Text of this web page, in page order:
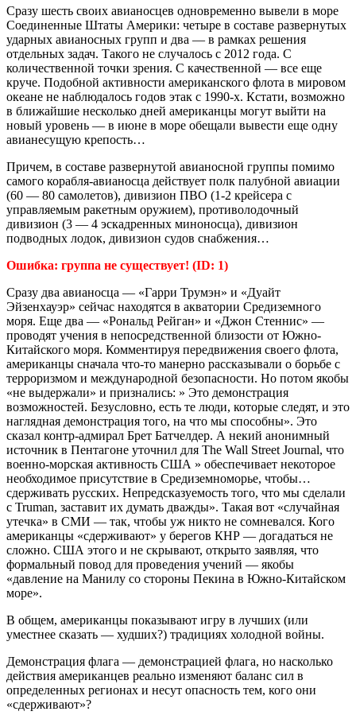
Сразу шесть своих авианосцев одновременно вывели в море
Соединенные Штаты Америки: четыре в составе развернутых
ударных авианосных групп и два — в рамках решения
отдельных задач. Такого не случалось с 2012 года. С
количественной точки зрения. С качественной — все еще
круче. Подобной активности американского флота в мировом
океане не наблюдалось годов этак с 1990-х. Кстати, возможно
в ближайшие несколько дней американцы могут выйти на
новый уровень — в июне в море обещали вывести еще одну
авианесущую крепость…
Причем, в составе развернутой авианосной группы помимо
самого корабля-авианосца действует полк палубной авиации
(60 — 80 самолетов), дивизион ПВО (1-2 крейсера с
управляемым ракетным оружием), противолодочный
дивизион (3 — 4 эскадренных миноносца), дивизион
подводных лодок, дивизион судов снабжения…
Ошибка: группа не существует! (ID: 1)
Сразу два авианосца — «Гарри Трумэн» и «Дуайт
Эйзенхауэр» сейчас находятся в акватории Средиземного
моря. Еще два — «Рональд Рейган» и «Джон Стеннис» —
проводят учения в непосредственной близости от Южно-
Китайского моря. Комментируя передвижения своего флота,
американцы сначала что-то манерно рассказывали о борьбе с
терроризмом и международной безопасности. Но потом якобы
«не выдержали» и признались: » Это демонстрация
возможностей. Безусловно, есть те люди, которые следят, и это
наглядная демонстрация того, на что мы способны». Это
сказал контр-адмирал Брет Батчелдер. А некий анонимный
источник в Пентагоне уточнил для The Wall Street Journal, что
военно-морская активность США » обеспечивает некоторое
необходимое присутствие в Средиземноморье, чтобы…
сдерживать русских. Непредсказуемость того, что мы сделали
с Truman, заставит их думать дважды». Такая вот «случайная
утечка» в СМИ — так, чтобы уж никто не сомневался. Кого
американцы «сдерживают» у берегов КНР — догадаться не
сложно. США этого и не скрывают, открыто заявляя, что
формальный повод для проведения учений — якобы
«давление на Манилу со стороны Пекина в Южно-Китайском
море».
В общем, американцы показывают игру в лучших (или
уместнее сказать — худших?) традициях холодной войны.
Демонстрация флага — демонстрацией флага, но насколько
действия американцев реально изменяют баланс сил в
определенных регионах и несут опасность тем, кого они
«сдерживают»?